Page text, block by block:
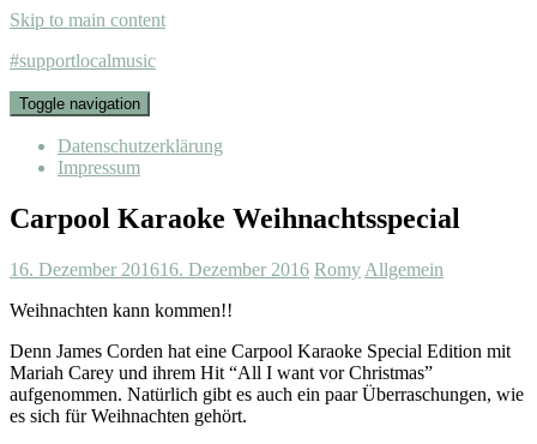
Skip to main content
#supportlocalmusic
Toggle navigation
Datenschutzerklärung
Impressum
Carpool Karaoke Weihnachtsspecial
16. Dezember 201616. Dezember 2016 Romy Allgemein
Weihnachten kann kommen!!
Denn James Corden hat eine Carpool Karaoke Special Edition mit
Mariah Carey und ihrem Hit “All I want vor Christmas”
aufgenommen. Natürlich gibt es auch ein paar Überraschungen, wie
es sich für Weihnachten gehört.